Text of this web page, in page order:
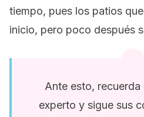
tiempo, pues los patios
inicio, pero poco después
Ante esto,
experto y sigue sus